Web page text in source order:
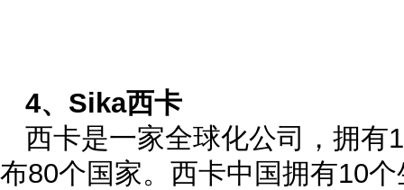
4、Sika西卡
西卡是一家全球化公司，拥有
布80个国家。西卡中国拥有10